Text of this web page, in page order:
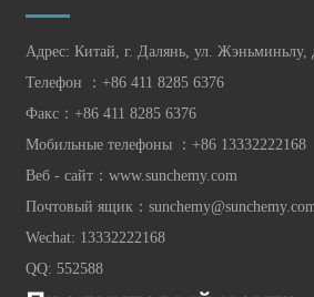
Адрес: Китай, г. Далянь, ул. Жэньминьлу,
Телефон ：+86 411 8285 6376
Факс：+86 411 8285 6376
Мобильные телефоны ：+86 13332222168
Веб - сайт：www.sunchemy.com
Почтовый ящик：
Wechat: 13332222168
QQ: 552588